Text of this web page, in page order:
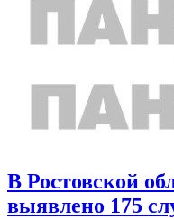
В Ростовской
выявлено 175